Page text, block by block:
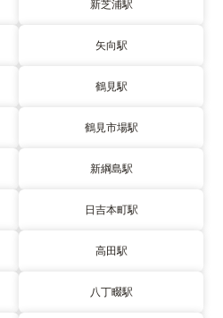
新芝浦駅
矢向駅
鶴見駅
鶴見市場駅
新綱島駅
日吉本町駅
高田駅
八丁畷駅